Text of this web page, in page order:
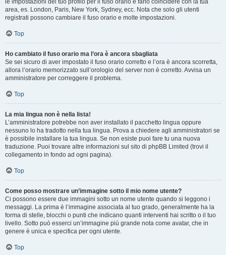
le impostazioni del tuo profilo per il fuso orario e farlo coincidere con la tua
area, es. London, Paris, New York, Sydney, ecc. Nota che solo gli utenti
registrati possono cambiare il fuso orario e molte impostazioni.
Top
Ho cambiato il fuso orario ma l’ora è ancora sbagliata
Se sei sicuro di aver impostato il fuso orario corretto e l’ora è ancora scorretta,
allora l’orario memorizzato sull’orologio del server non è corretto. Avvisa un
amministratore per correggere il problema.
Top
La mia lingua non è nella lista!
L’amministratore potrebbe non aver installato il pacchetto lingua oppure
nessuno lo ha tradotto nella tua lingua. Prova a chiedere agli amministratori se
è possibile installare la tua lingua. Se non esiste puoi fare tu una nuova
traduzione. Puoi trovare altre informazioni sul sito di phpBB Limited (trovi il
collegamento in fondo ad ogni pagina).
Top
Come posso mostrare un’immagine sotto il mio nome utente?
Ci possono essere due immagini sotto un nome utente quando si leggono i
messaggi. La prima è l’immagine associata al tuo grado, generalmente ha la
forma di stelle, blocchi o punti che indicano quanti interventi hai scritto o il tuo
livello. Sotto può esserci un’immagine più grande nota come avatar, che in
genere è unica e specifica per ogni utente.
Top